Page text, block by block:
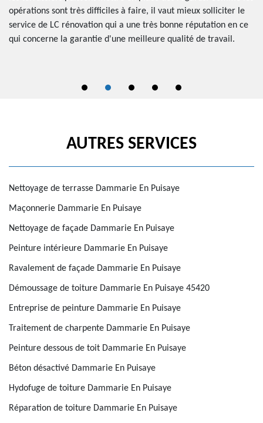
opérations sont très difficiles à faire, il vaut mieux solliciter le
service de LC rénovation qui a une très bonne réputation en ce
qui concerne la garantie d'une meilleure qualité de travail.
AUTRES SERVICES
Nettoyage de terrasse Dammarie En Puisaye
Maçonnerie Dammarie En Puisaye
Nettoyage de façade Dammarie En Puisaye
Peinture intérieure Dammarie En Puisaye
Ravalement de façade Dammarie En Puisaye
Démoussage de toiture Dammarie En Puisaye 45420
Entreprise de peinture Dammarie En Puisaye
Traitement de charpente Dammarie En Puisaye
Peinture dessous de toit Dammarie En Puisaye
Béton désactivé Dammarie En Puisaye
Hydofuge de toiture Dammarie En Puisaye
Réparation de toiture Dammarie En Puisaye